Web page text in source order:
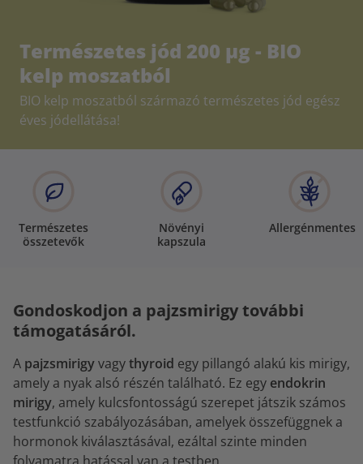
Természetes jód 200 µg - BIO
kelp moszatból
BIO kelp moszatból származó természetes jód egész
éves jódellátása!
Természetes
összetevők
Növényi
kapszula
Allergénmentes
Gondoskodjon a pajzsmirigy további
támogatásáról.
A pajzsmirigyvagythyroid egy pillangó alakú kis mirigy,
amely a nyak alsó részén található. Ez egy endokrin
mirigy, amely kulcsfontosságú szerepet játszik számos
testfunkció szabályozásában, amelyek összefüggnek a
hormonok kiválasztásával, ezáltal szinte minden